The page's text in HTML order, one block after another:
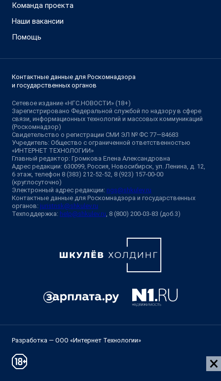
Команда проекта
Наши вакансии
Помощь
Контактные данные для Роскомнадзора
и государственных органов
Сетевое издание «НГС.НОВОСТИ» (18+)
Зарегистрировано Федеральной службой по надзору в сфере
связи, информационных технологий и массовых коммуникаций
(Роскомнадзор)
Свидетельство о регистрации СМИ ЭЛ № ФС 77—84683
Учредитель: Общество с ограниченной ответственностью
«ИНТЕРНЕТ ТЕХНОЛОГИИ»
Главный редактор: Громкова Елена Александровна
Адрес редакции: 630099, Россия, Новосибирск, ул. Ленина, д. 12,
6 этаж, телефон 8 (383) 212-52-52, 8 (923) 157-00-00
(круглосуточно)
Электронный адрес редакции: ngs@shkulev.ru
Контактные данные для Роскомнадзора и государственных
органов: juristnsk@shkulev.ru
Техподдержка: help@shkulev.ru , 8 (800) 200-03-83 (доб.3)
Разработка — ООО «Интернет Технологии»